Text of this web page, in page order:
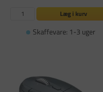
Læg i kurv
Skaffevare: 1-3 uger